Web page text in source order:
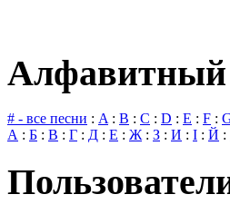
Алфавитный
# - все песни : A: B : C : D : E : F :
А : Б : В : Г : Д : Е : Ж: З : И : І : Й :